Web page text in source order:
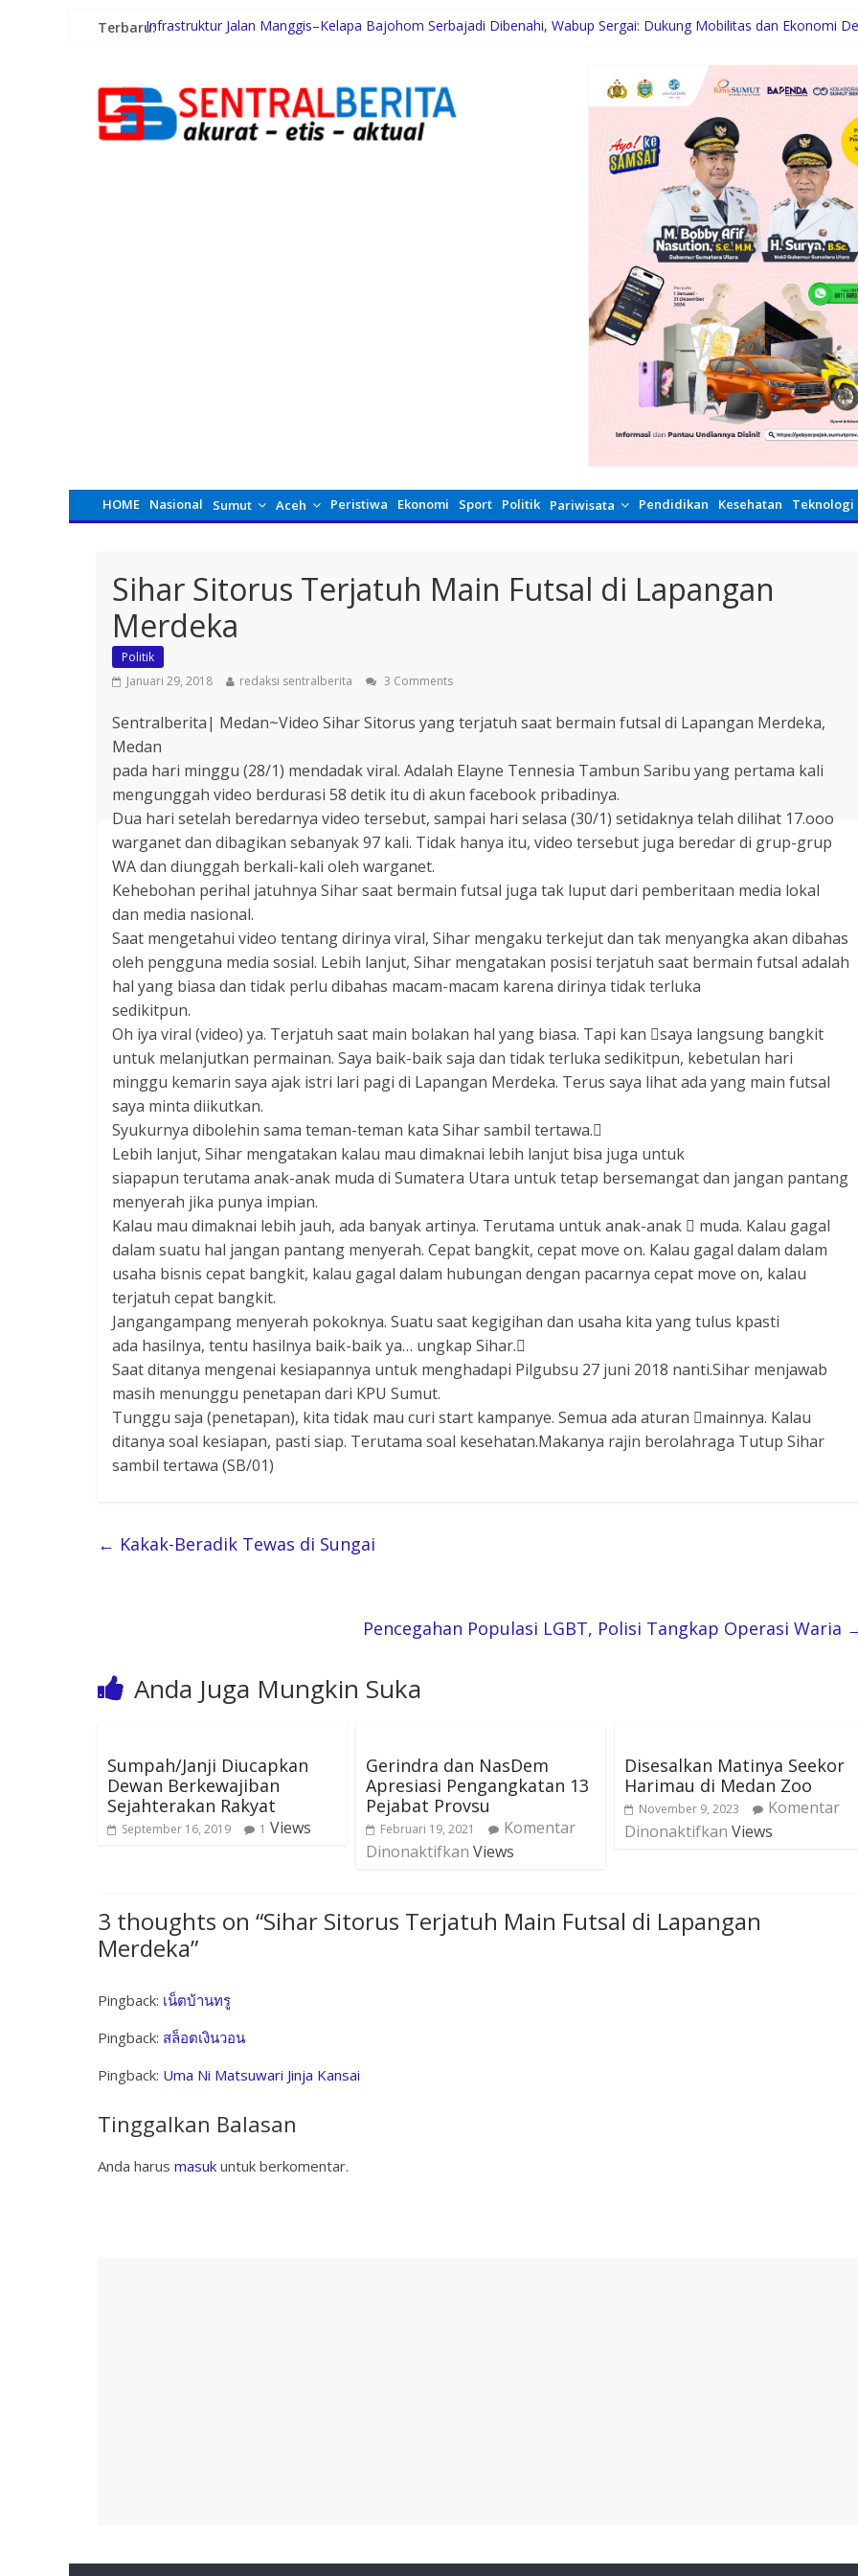
Terbaru:Infrastruktur Jalan Manggis–Kelapa Bajohom Serbajadi Dibenahi, Wabup Sergai: Dukung Mobilitas dan Ekonomi
Gugik.id Perkuat Infrastruktur IT Nasional Lewat Layanan Distributor Server Enterprise
Pengurus Putra Putri Hakka Jakarta (PPHJ) Periode 2026-2030 Resmi Dilantik, Komitmen Lestarikan Budaya dan
HOME Nasional Sumut Aceh Peristiwa Ekonomi Sport Politik Pariwisata Pendidikan Kesehatan Teknologi
Sihar Sitorus Terjatuh Main Futsal di Lapangan
Merdeka
Politik
Januari 29, 2018
redaksi sentralberita 3 Comments
Sentralberita| Medan~Video Sihar Sitorus yang terjatuh saat bermain futsal di Lapangan Merdeka,
Medan
pada hari minggu (28/1) mendadak viral. Adalah Elayne Tennesia Tambun Saribu yang pertama kali
mengunggah video berdurasi 58 detik itu di akun facebook pribadinya.
Dua hari setelah beredarnya video tersebut, sampai hari selasa (30/1) setidaknya telah dilihat 17.ooo
warganet dan dibagikan sebanyak 97 kali. Tidak hanya itu, video tersebut juga beredar di grup-grup
WA dan diunggah berkali-kali oleh warganet.
Kehebohan perihal jatuhnya Sihar saat bermain futsal juga tak luput dari pemberitaan media lokal
dan media nasional.
Saat mengetahui video tentang dirinya viral, Sihar mengaku terkejut dan tak menyangka akan dibahas
oleh pengguna media sosial. Lebih lanjut, Sihar mengatakan posisi terjatuh saat bermain futsal adalah
hal yang biasa dan tidak perlu dibahas macam-macam karena dirinya tidak terluka
sedikitpun.
Oh iya viral (video) ya. Terjatuh saat main bolakan hal yang biasa. Tapi kan saya langsung bangkit
untuk melanjutkan permainan. Saya baik-baik saja dan tidak terluka sedikitpun, kebetulan hari
minggu kemarin saya ajak istri lari pagi di Lapangan Merdeka. Terus saya lihat ada yang main futsal
saya minta diikutkan.
Syukurnya dibolehin sama teman-teman kata Sihar sambil tertawa.
Lebih lanjut, Sihar mengatakan kalau mau dimaknai lebih lanjut bisa juga untuk
siapapun terutama anak-anak muda di Sumatera Utara untuk tetap bersemangat dan jangan pantang
menyerah jika punya impian.
Kalau mau dimaknai lebih jauh, ada banyak artinya. Terutama untuk anak-anak  muda. Kalau gagal
dalam suatu hal jangan pantang menyerah. Cepat bangkit, cepat move on. Kalau gagal dalam dalam
usaha bisnis cepat bangkit, kalau gagal dalam hubungan dengan pacarnya cepat move on, kalau
terjatuh cepat bangkit.
Jangangampang menyerah pokoknya. Suatu saat kegigihan dan usaha kita yang tulus kpasti
ada hasilnya, tentu hasilnya baik-baik ya… ungkap Sihar.
Saat ditanya mengenai kesiapannya untuk menghadapi Pilgubsu 27 juni 2018 nanti.Sihar menjawab
masih menunggu penetapan dari KPU Sumut.
Tunggu saja (penetapan), kita tidak mau curi start kampanye. Semua ada aturan mainnya. Kalau
ditanya soal kesiapan, pasti siap. Terutama soal kesehatan.Makanya rajin berolahraga Tutup Sihar
sambil tertawa (SB/01)
← Kakak-Beradik Tewas di Sungai
Pencegahan Populasi LGBT, Polisi Tangkap Operasi Waria
Anda Juga Mungkin Suka
Sumpah/Janji Diucapkan
Dewan Berkewajiban
Sejahterakan Rakyat
September 16, 2019 1 Views
Gerindra dan NasDem
Apresiasi Pengangkatan 13
Pejabat Provsu
Februari 19, 2021
Komentar
Dinonaktifkan Views
Disesalkan Matinya Seekor
Harimau di Medan Zoo
November 9, 2023
Komentar
Dinonaktifkan Views
3 thoughts on “Sihar Sitorus Terjatuh Main Futsal di Lapangan
Merdeka”
Pingback: เน็ตบ้านทรู
Pingback: สล็อตเงินวอน
Pingback: Uma Ni Matsuwari Jinja Kansai
Tinggalkan Balasan
Anda harus masuk untuk berkomentar.